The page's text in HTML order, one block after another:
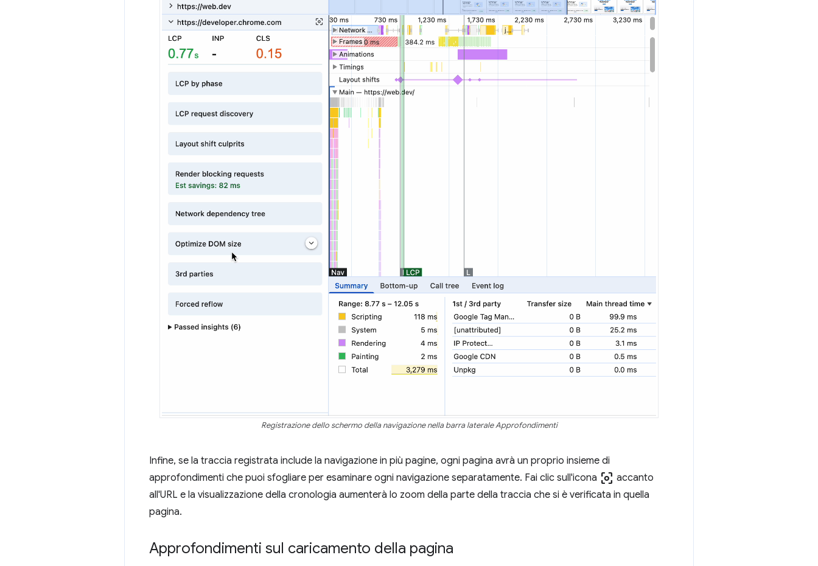
Registrazione dello schermo della navigazione nella barra laterale Approfondimenti
Infine, se la traccia registrata include la navigazione in più pagine, ogni pagina avrà un proprio insieme di
approfondimenti che puoi sfogliare per esaminare ogni navigazione separatamente. Fai clic sull'icona center_focus_weak accanto
all'URL e la visualizzazione della cronologia aumenterà lo zoom della parte della traccia che si è verificata in quella
pagina.
Approfondimenti sul caricamento della pagina